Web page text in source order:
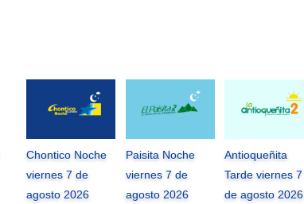
Chontico Noche
viernes 7 de
agosto 2026
Paisita Noche
viernes 7 de
agosto 2026
Antioqueñita
Tarde viernes 7
de agosto 2026